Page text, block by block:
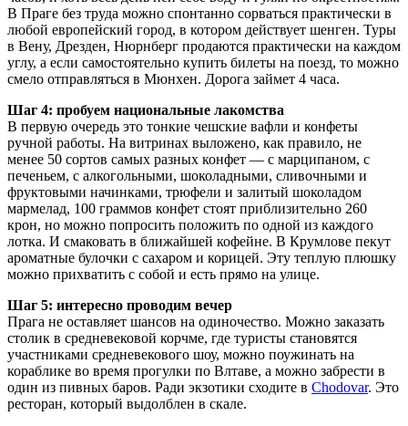
В Праге без труда можно спонтанно сорваться практически в
любой европейский город, в котором действует шенген. Туры
в Вену, Дрезден, Нюрнберг продаются практически на каждом
углу, а если самостоятельно купить билеты на поезд, то можно
смело отправляться в Мюнхен. Дорога займет 4 часа.
Шаг 4: пробуем национальные лакомства
В первую очередь это тонкие чешские вафли и конфеты
ручной работы. На витринах выложено, как правило, не
менее 50 сортов самых разных конфет — с марципаном, с
печеньем, с алкогольными, шоколадными, сливочными и
фруктовыми начинками, трюфели и залитый шоколадом
мармелад, 100 граммов конфет стоят приблизительно 260
крон, но можно попросить положить по одной из каждого
лотка. И смаковать в ближайшей кофейне. В Крумлове пекут
ароматные булочки с сахаром и корицей. Эту теплую плюшку
можно прихватить с собой и есть прямо на улице.
Шаг 5: интересно проводим вечер
Прага не оставляет шансов на одиночество. Можно заказать
столик в средневековой корчме, где туристы становятся
участниками средневекового шоу, можно поужинать на
кораблике во время прогулки по Влтаве, а можно забрести в
один из пивных баров. Ради экзотики сходите в Chodovar. Это
ресторан, который выдолблен в скале.